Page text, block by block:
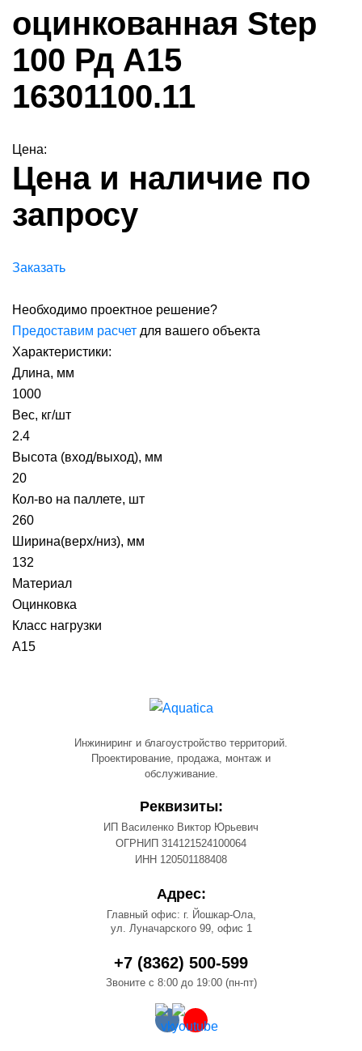
оцинкованная Step
100 Рд А15
16301100.11
Цена:
Цена и наличие по
запросу
Заказать
Необходимо проектное решение?
Предоставим расчет для вашего объекта
Характеристики:
Длина, мм
1000
Вес, кг/шт
2.4
Высота (вход/выход), мм
20
Кол-во на паллете, шт
260
Ширина(верх/низ), мм
132
Материал
Оцинковка
Класс нагрузки
А15
Инжиниринг и благоустройство территорий.
Проектирование, продажа, монтаж и
обслуживание.
Реквизиты:
ИП Василенко Виктор Юрьевич
ОГРНИП 314121524100064
ИНН 120501188408
Адрес:
Главный офис: г. Йошкар-Ола,
ул. Луначарского 99, офис 1
+7 (8362) 500-599
Звоните с 8:00 до 19:00 (пн-пт)